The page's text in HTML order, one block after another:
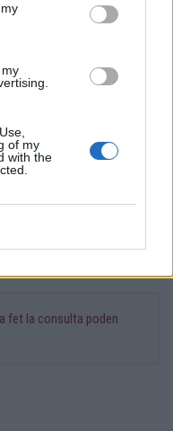
of my
with the
amb el suport
fet la consulta poden